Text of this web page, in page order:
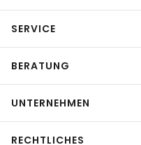
SERVICE
BERATUNG
UNTERNEHMEN
RECHTLICHES